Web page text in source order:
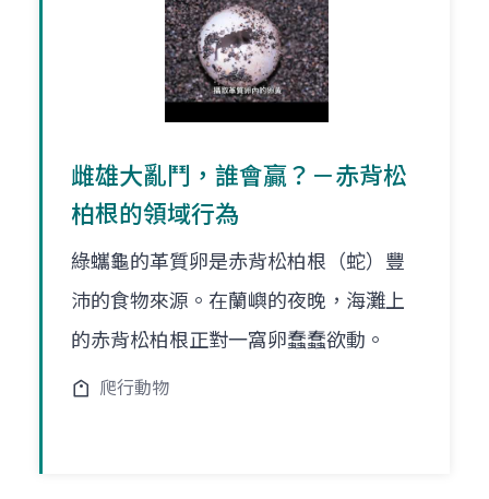
雌雄大亂鬥，誰會贏？－赤背松
柏根的領域行為
綠蠵龜的革質卵是赤背松柏根（蛇）豐
沛的食物來源。在蘭嶼的夜晚，海灘上
的赤背松柏根正對一窩卵蠢蠢欲動。
爬行動物